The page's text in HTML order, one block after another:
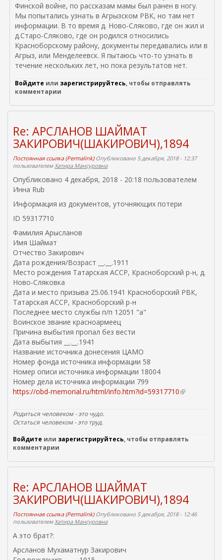
Финской войне, по рассказам мамы был ранен в ногу.
Мы попытались узнать в Агрызском РВК, но там нет
информации. В то время д. Ново-Сляково, где он жил и
д.Старо-Сляково, где он родился относились
Красноборскому району, документы передавались или в
Агрыз, или Менделеевск. Я пытаюсь что-то узнать в
течение нескольких лет, но пока результатов нет.
Войдите или зарегистрируйтесь, чтобы отправлять
комментарии
Re: АРСЛАНОВ ШАЙМАТ
ЗАКИРОВИЧ(ШАКИРОВИЧ),1894
Постоянная ссылка (Permalink)Опубликовано 5 декабря, 2018 - 12:37
пользователемХатира Мансуровна
Опубликовано 4 декабря, 2018 - 20:18 пользователем
Инна Rub
Информация из документов, уточняющих потери
ID 59317710
Фамилия Арысланов
Имя Шаймат
Отчество Закирович
Дата рождения/Возраст __.__.1911
Место рождения Татарская АССР, Красноборский р-н, д.
Ново-Сляковка
Дата и место призыва 25.06.1941 Красноборский РВК,
Татарская АССР, Красноборский р-н
Последнее место службы п/п 12051 "а"
Воинское звание красноармеец
Причина выбытия пропал без вести
Дата выбытия __.__.1941
Название источника донесения ЦАМО
Номер фонда источника информации 58
Номер описи источника информации 18004
Номер дела источника информации 799
https://obd-memorial.ru/html/info.htm?id=59317710(
н
н
я
л
Родиться человеком - это чудо.
Остаться человеком - это труд.
Войдите или зарегистрируйтесь, чтобы отправлять
комментарии
Re: АРСЛАНОВ ШАЙМАТ
ЗАКИРОВИЧ(ШАКИРОВИЧ),1894
Постоянная ссылка (Permalink)Опубликовано 5 декабря, 2018 - 12:46
пользователемХатира Мансуровна
А это брат?:
Арсланов Мухаматнур Закирович